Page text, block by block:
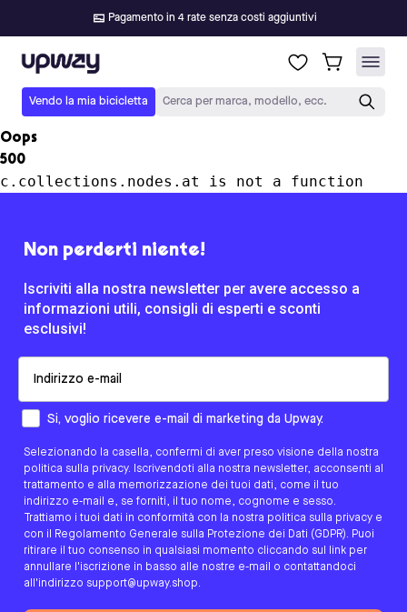
Pagamento in 4 rate senza costi aggiuntivi
Upway
Vendo la mia bicicletta Cerca per marca, modello, ecc.
Oops
500
c.collections.nodes.at is not a function
Non perderti niente!
Iscriviti alla nostra newsletter per avere accesso a
informazioni utili, consigli di esperti e sconti
esclusivi!
Come preferisci essere contattato/a?
Si, voglio ricevere e-mail di marketing da Upway.
Selezionando la casella, confermi di aver preso visione della nostra
politica sulla privacy. Iscrivendoti alla nostra newsletter, acconsenti al
trattamento e alla memorizzazione dei tuoi dati, come il tuo
indirizzo e-mail e, se forniti, il tuo nome, cognome e sesso.
Trattiamo i tuoi dati in conformità con la nostra politica sulla privacy e
con il Regolamento Generale sulla Protezione dei Dati (GDPR). Puoi
ritirare il tuo consenso in qualsiasi momento cliccando sul link per
annullare l'iscrizione in basso alle nostre e-mail o contattandoci
all'indirizzo support@upway.shop.